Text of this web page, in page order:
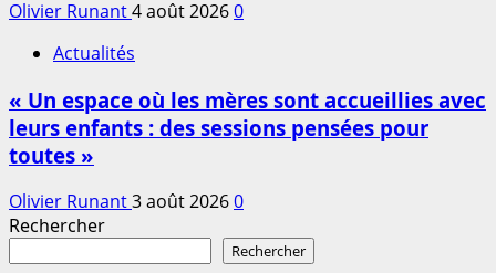
Olivier Runant4 août 20260
Actualités
« Un espace où les mères sont accueillies avec
leurs enfants : des sessions pensées pour
toutes »
Olivier Runant3 août 20260
Rechercher
Rechercher